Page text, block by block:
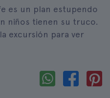
es un plan estupendo
niños tienen su truco.
excursión para ver